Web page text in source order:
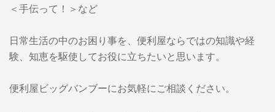
＜手伝って！＞など
日常生活の中のお困り事を、便利屋ならではの知識や経
験、知恵を駆使してお役に立ちたいと思います。
便利屋ビッグバンブーにお気軽にご相談ください。